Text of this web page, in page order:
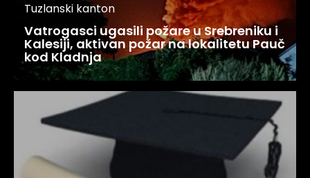
Tuzlanski kanton
Vatrogasci ugasili požare u Srebreniku i
Kalesiji, aktivan požar na lokalitetu Pauč
kod Kladnja